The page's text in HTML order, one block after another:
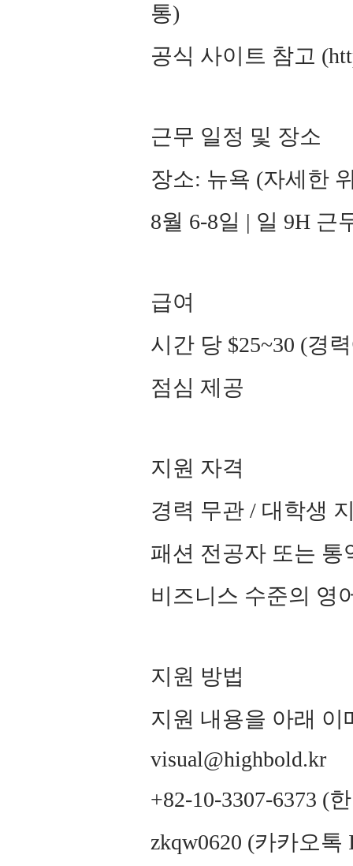
통)
공식 사이트 참고
근무 일정 및 장소
장소: 뉴욕 (자세한
8월 6-8일 | 일 9H 근
급여
시간 당 $25~30 (경
점심 제공
지원 자격
경력 무관 / 대학생
패션 전공자 또는 통
비즈니스 수준의 영
지원 방법
지원 내용을 아래
visual@highbold.kr
+82-10-3307-6373 (
zkqw0620 (카카오톡